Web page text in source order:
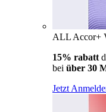
ALL Accor+
15% rabatt
bei über 30
Jetzt